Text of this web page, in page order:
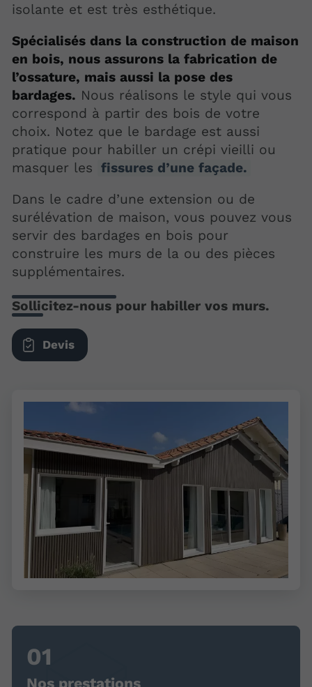
isolante et est très esthétique.
Spécialisés dans la construction de maison
en bois, nous assurons la fabrication de
l’ossature, mais aussi la pose des
bardages. Nous réalisons le style qui vous
correspond à partir des bois de votre
choix. Notez que le bardage est aussi
pratique pour habiller un crépi vieilli ou
masquer les fissures d’une façade.
Dans le cadre d’une extension ou de
surélévation de maison, vous pouvez vous
servir des bardages en bois pour
construire les murs de la ou des pièces
supplémentaires.
Sollicitez-nous pour habiller vos murs.
Devis
Nos prestations